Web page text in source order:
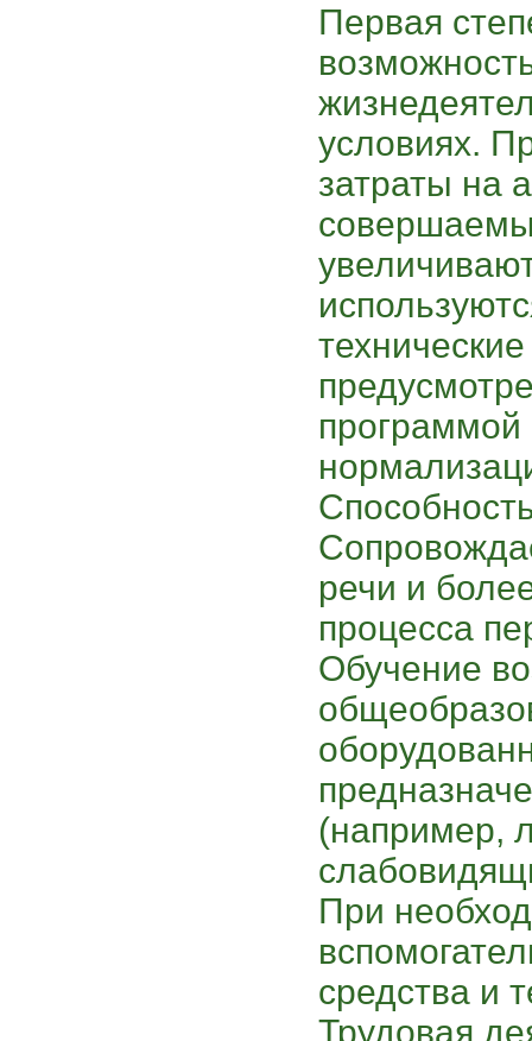
Первая
условиях.
затраты на
речи и
процесса
Обучение
(например,
При
средства и
Трудовая